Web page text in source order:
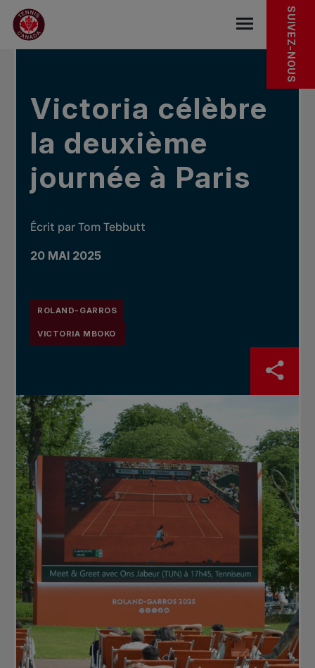
Sauter au menu principal
Sauter au contenu principal
Sauter au pied de page
DANS LES NOUVELLES SUIVEZ-NOUS
Victoria célèbre
la deuxième
journée à Paris
Écrit par Tom Tebbutt
20 MAI 2025
ROLAND-GARROS
VICTORIA MBOKO